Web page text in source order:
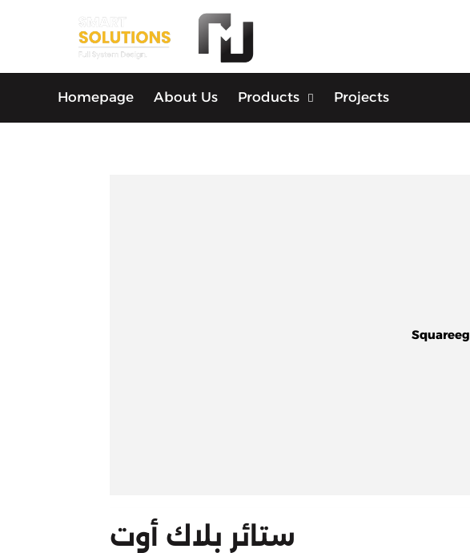
Homepage About Us Products Projects
ستائر بلاك أوت